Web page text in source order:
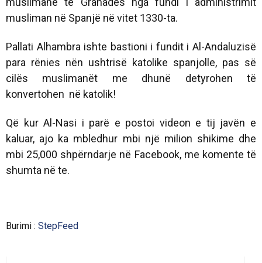
musliman në Spanjë në vitet 1330-ta.
Pallati Alhambra ishte bastioni i fundit i Al-Andaluzisë
para rënies nën ushtrisë katolike spanjolle, pas së
cilës muslimanët me dhunë detyrohen të
konvertohen në katolik!
Që kur Al-Nasi i parë e postoi videon e tij javën e
kaluar, ajo ka mbledhur mbi një milion shikime dhe
mbi 25,000 shpërndarje në Facebook, me komente të
shumta në te.
Burimi : StepFeed